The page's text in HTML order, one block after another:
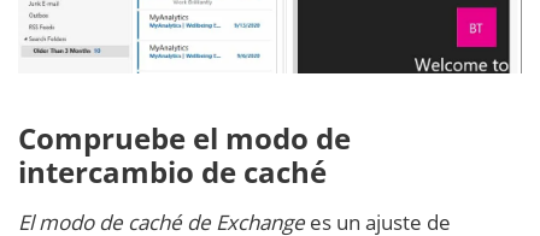
Compruebe el modo de
intercambio de caché
El modo de caché de Exchange es un ajuste de